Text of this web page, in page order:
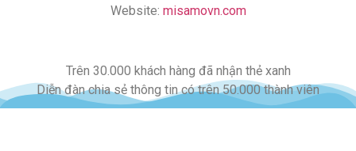
Website: misamovn.com
Trên 30.000 khách hàng đã nhận thẻ xanh
Diễn đàn chia sẻ thông tin có trên 50.000 thành viên